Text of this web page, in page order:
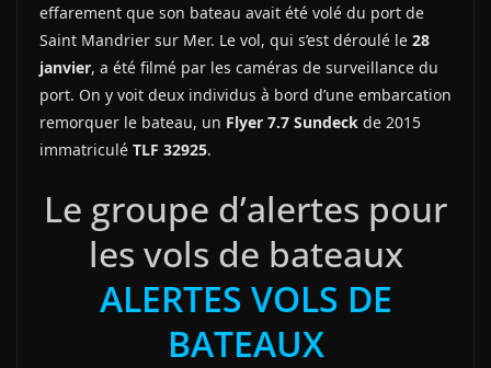
effarement que son bateau avait été volé du port de
Saint Mandrier sur Mer. Le vol, qui s’est déroulé le 28
janvier, a été filmé par les caméras de surveillance du
port. On y voit deux individus à bord d’une embarcation
remorquer le bateau, un Flyer 7.7 Sundeck de 2015
immatriculé TLF 32925.
Le groupe d’alertes pour
les vols de bateaux
ALERTES VOLS DE
BATEAUX